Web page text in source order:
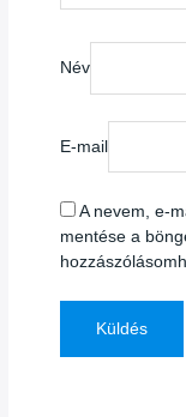
Név
E-mail
A nevem, e-
mentése a